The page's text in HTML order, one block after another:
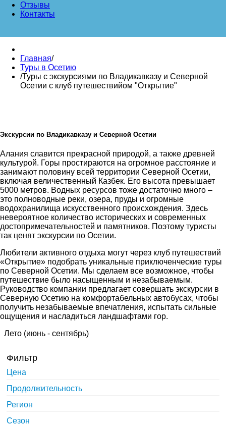
Отзывы
Контакты
Главная/
Туры в Осетию
/Туры с экскурсиями по Владикавказу и Северной
Осетии с клуб путешествийом "Открытие"
Экскурсии по Владикавказу и Северной Осетии
Алания славится прекрасной природой, а также древней
культурой. Горы простираются на огромное расстояние и
занимают половину всей территории Северной Осетии,
включая величественный Казбек. Его высота превышает
5000 метров. Водных ресурсов тоже достаточно много –
это полноводные реки, озера, пруды и огромные
водохранилища искусственного происхождения. Здесь
невероятное количество исторических и современных
достопримечательностей и памятников. Поэтому туристы
так ценят экскурсии по Осетии.
Любители активного отдыха могут через клуб путешествий
«Открытие» подобрать уникальные приключенческие туры
по Северной Осетии. Мы сделаем все возможное, чтобы
путешествие было насыщенным и незабываемым.
Руководство компании предлагает совершать экскурсии в
Северную Осетию на комфортабельных автобусах, чтобы
получить незабываемые впечатления, испытать сильные
ощущения и насладиться ландшафтами гор.
Лето (июнь - сентябрь)
Фильтр
Цена
Продолжительность
Регион
Сезон